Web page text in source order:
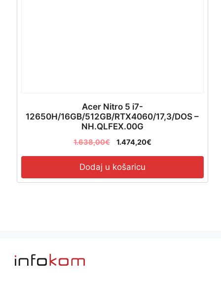
Acer Nitro 5 i7-
12650H/16GB/512GB/RTX4060/17,3/DOS –
NH.QLFEX.00G
1.638,00€ 1.474,20€
Dodaj u košaricu